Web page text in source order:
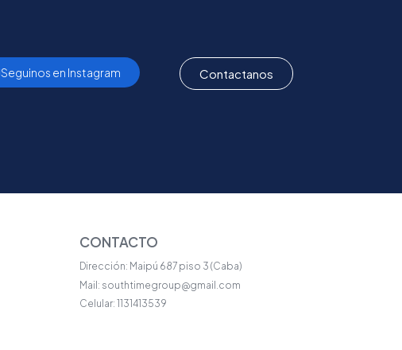
Seguinos en Instagram Contactanos
CONTACTO
Dirección: Maipú 687 piso 3 (Caba)
Mail: southtimegroup@gmail.com
Celular: 1131413539